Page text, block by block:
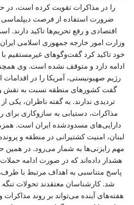
را در مذاکرات تقویت کرده است، در
ضرورت استفاده از فرصت
اقتصادی و رفع تحریم‌ها تاکید دارند.
وزارت امور خارجه جمهوری اسلامی
خود تاکید کرد گفت‌وگوهای غیرمستقیم با
ادامه دارد و متوقف نشده است. وی
رژیم صهیونیستی، آمریکا را در
گفت کشورهای منطقه نسبت به نقش
تردیدی ندارند. به گفته ناظران، یکی
مذاکرات، دستیابی به سازوکاری برای
دارایی‌های مسدودشده ایران است.
لبنان، امنیت کشتیرانی در منطقه و
مهم رایزنی‌ها به شمار می‌رود. در همین
هشدار داده‌اند که در صورت ادامه
پاسخ متناسبی به اهداف مرتبط با
شد. کارشناسان معتقدند تحولات
هفته‌های آینده می‌تواند بر روند